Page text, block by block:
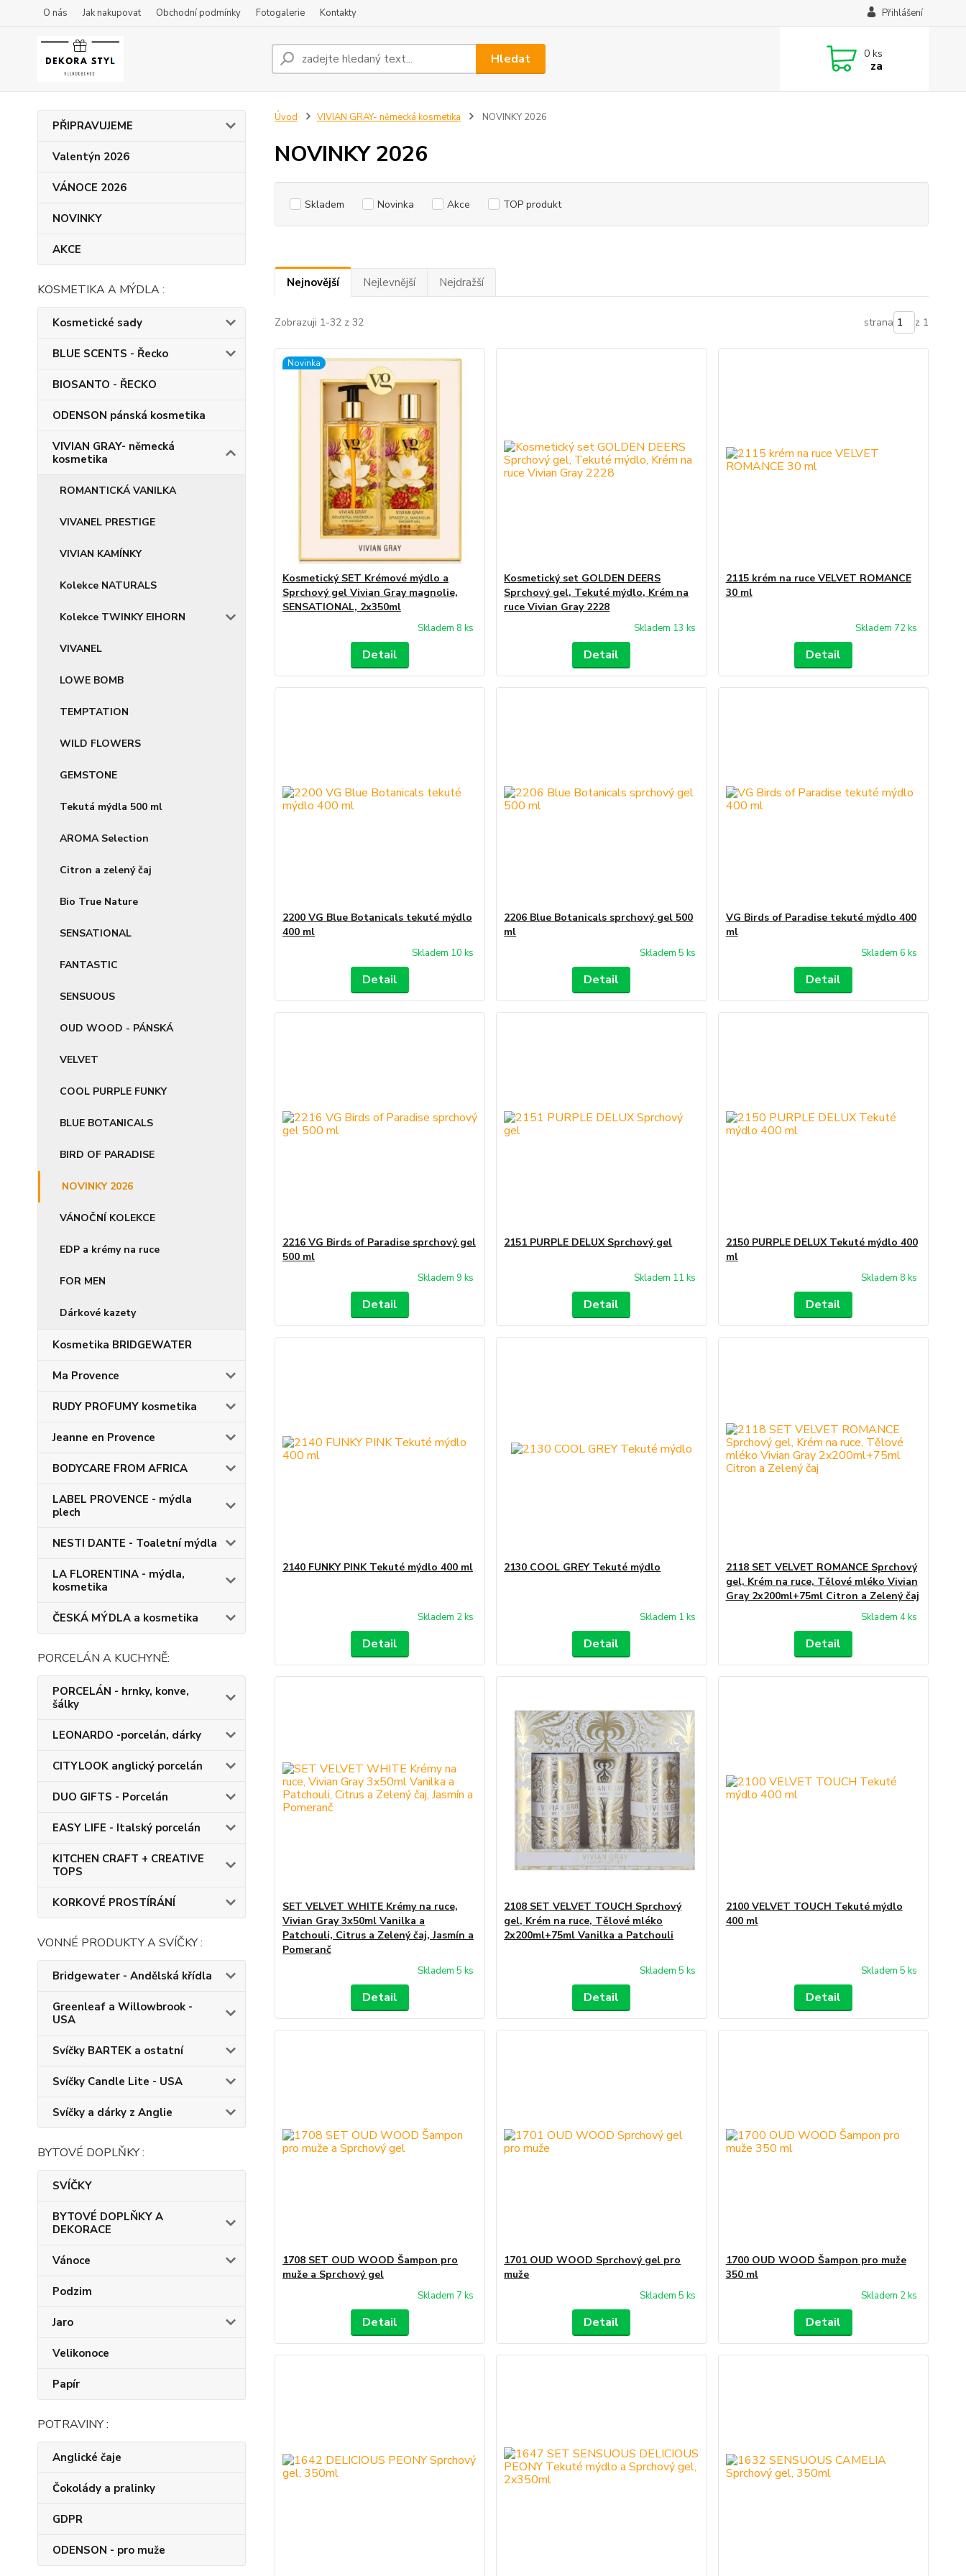
O nás Jak nakupovat Obchodní podmínky Fotogalerie Kontakty Přihlášení
Hledat 0 ks
za
PŘIPRAVUJEME
Valentýn 2026
VÁNOCE 2026
NOVINKY
AKCE
KOSMETIKA A MÝDLA :
Kosmetické sady
BLUE SCENTS - Řecko
BIOSANTO - ŘECKO
ODENSON pánská kosmetika
VIVIAN GRAY- německá
kosmetika
ROMANTICKÁ VANILKA
VIVANEL PRESTIGE
VIVIAN KAMÍNKY
Kolekce NATURALS
Kolekce TWINKY EIHORN
VIVANEL
LOWE BOMB
TEMPTATION
WILD FLOWERS
GEMSTONE
Tekutá mýdla 500 ml
AROMA Selection
Citron a zelený čaj
Bio True Nature
SENSATIONAL
FANTASTIC
SENSUOUS
OUD WOOD - PÁNSKÁ
VELVET
COOL PURPLE FUNKY
BLUE BOTANICALS
BIRD OF PARADISE
NOVINKY 2026
VÁNOČNÍ KOLEKCE
EDP a krémy na ruce
FOR MEN
Dárkové kazety
Kosmetika BRIDGEWATER
Ma Provence
RUDY PROFUMY kosmetika
Jeanne en Provence
BODYCARE FROM AFRICA
LABEL PROVENCE - mýdla
plech
NESTI DANTE - Toaletní mýdla
LA FLORENTINA - mýdla,
kosmetika
ČESKÁ MÝDLA a kosmetika
PORCELÁN A KUCHYNĚ:
PORCELÁN - hrnky, konve,
šálky
LEONARDO -porcelán, dárky
CITYLOOK anglický porcelán
DUO GIFTS - Porcelán
EASY LIFE - Italský porcelán
KITCHEN CRAFT + CREATIVE
TOPS
KORKOVÉ PROSTÍRÁNÍ
VONNÉ PRODUKTY A SVÍČKY :
Bridgewater - Andělská křídla
Greenleaf a Willowbrook -
USA
Svíčky BARTEK a ostatní
Svíčky Candle Lite - USA
Svíčky a dárky z Anglie
BYTOVÉ DOPLŇKY :
SVÍČKY
BYTOVÉ DOPLŇKY A
DEKORACE
Vánoce
Podzim
Jaro
Velikonoce
Papír
POTRAVINY :
Anglické čaje
Čokolády a pralinky
GDPR
ODENSON - pro muže
Úvod VIVIAN GRAY- německá kosmetika NOVINKY 2026
NOVINKY 2026
Skladem Novinka Akce TOP produkt
Nejnovější Nejlevnější Nejdražší
Zobrazuji 1-32 z 32 strana z 1
Novinka
Kosmetický SET Krémové mýdlo a
Sprchový gel Vivian Gray magnolie,
SENSATIONAL, 2x350ml
Skladem 8 ks
Detail
Kosmetický set GOLDEN DEERS
Sprchový gel, Tekuté mýdlo, Krém na
ruce Vivian Gray 2228
Skladem 13 ks
Detail
2115 krém na ruce VELVET ROMANCE
30 ml
Skladem 72 ks
Detail
2200 VG Blue Botanicals tekuté mýdlo
400 ml
Skladem 10 ks
Detail
2206 Blue Botanicals sprchový gel 500
ml
Skladem 5 ks
Detail
VG Birds of Paradise tekuté mýdlo 400
ml
Skladem 6 ks
Detail
2216 VG Birds of Paradise sprchový gel
500 ml
Skladem 9 ks
Detail
2151 PURPLE DELUX Sprchový gel
Skladem 11 ks
Detail
2150 PURPLE DELUX Tekuté mýdlo 400
ml
Skladem 8 ks
Detail
2140 FUNKY PINK Tekuté mýdlo 400 ml
Skladem 2 ks
Detail
2130 COOL GREY Tekuté mýdlo
Skladem 1 ks
Detail
2118 SET VELVET ROMANCE Sprchový
gel, Krém na ruce, Tělové mléko Vivian
Gray 2x200ml+75ml Citron a Zelený čaj
Skladem 4 ks
Detail
SET VELVET WHITE Krémy na ruce,
Vivian Gray 3x50ml Vanilka a
Patchouli, Citrus a Zelený čaj, Jasmín a
Pomeranč
Skladem 5 ks
Detail
2108 SET VELVET TOUCH Sprchový
gel, Krém na ruce, Tělové mléko
2x200ml+75ml Vanilka a Patchouli
Skladem 5 ks
Detail
2100 VELVET TOUCH Tekuté mýdlo
400 ml
Skladem 5 ks
Detail
1708 SET OUD WOOD Šampon pro
muže a Sprchový gel
Skladem 7 ks
Detail
1701 OUD WOOD Sprchový gel pro
muže
Skladem 5 ks
Detail
1700 OUD WOOD Šampon pro muže
350 ml
Skladem 2 ks
Detail